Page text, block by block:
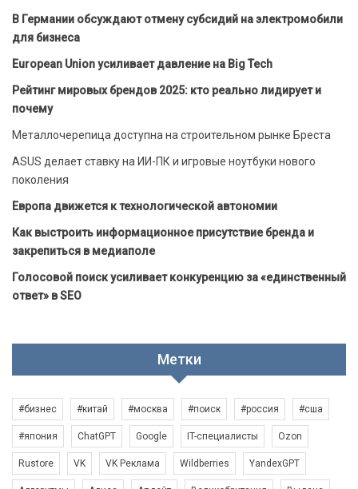
В Германии обсуждают отмену субсидий на электромобили
для бизнеса
European Union усиливает давление на Big Tech
Рейтинг мировых брендов 2025: кто реально лидирует и
почему
Металлочерепица доступна на строительном рынке Бреста
ASUS делает ставку на ИИ-ПК и игровые ноутбуки нового
поколения
Европа движется к технологической автономии
Как выстроить информационное присутствие бренда и
закрепиться в медиаполе
Голосовой поиск усиливает конкуренцию за «единственный
ответ» в SEO
Метки
#бизнес #китай #москва #поиск #россия #сша
#япония ChatGPT Google IT-специалисты Ozon
Rustore VK VK Реклама Wildberries YandexGPT